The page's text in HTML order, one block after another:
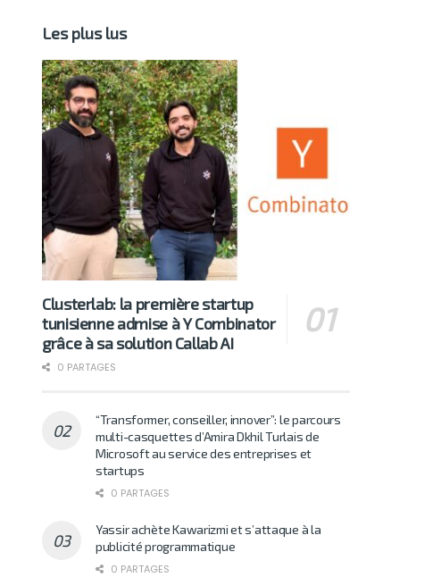
Les plus lus
Clusterlab: la première startup
tunisienne admise à Y Combinator
grâce à sa solution Callab AI
0 PARTAGES
“Transformer, conseiller, innover”: le parcours
multi-casquettes d’Amira Dkhil Turlais de
Microsoft au service des entreprises et
startups
0 PARTAGES
Yassir achète Kawarizmi et s’attaque à la
publicité programmatique
0 PARTAGES